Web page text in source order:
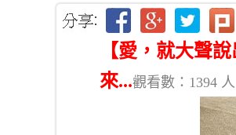
【愛，就大聲
來...觀看數：1394 人